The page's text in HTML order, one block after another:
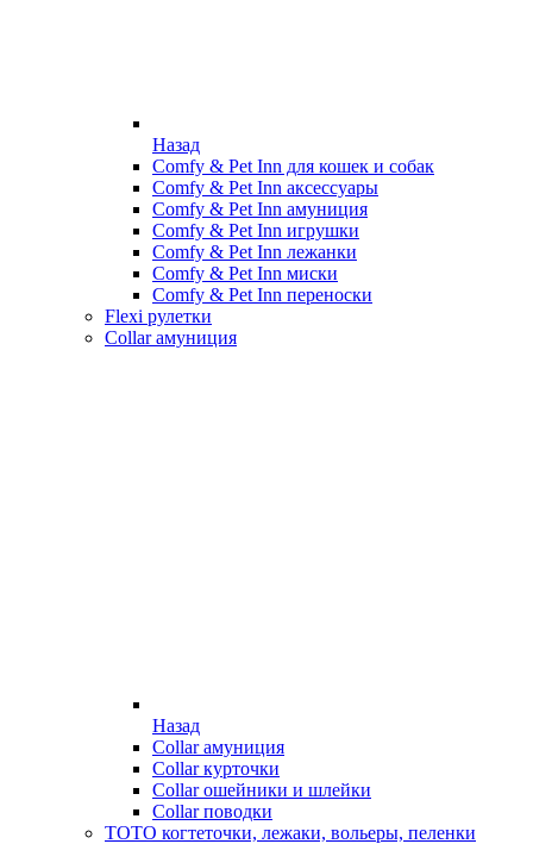
Назад
Comfy & Pet Inn для кошек и собак
Comfy & Pet Inn аксессуары
Comfy & Pet Inn амуниция
Comfy & Pet Inn игрушки
Comfy & Pet Inn лежанки
Comfy & Pet Inn миски
Comfy & Pet Inn переноски
Flexi рулетки
Collar амуниция
Назад
Collar амуниция
Collar курточки
Collar ошейники и шлейки
Collar поводки
ТОТО когтеточки, лежаки, вольеры, пеленки